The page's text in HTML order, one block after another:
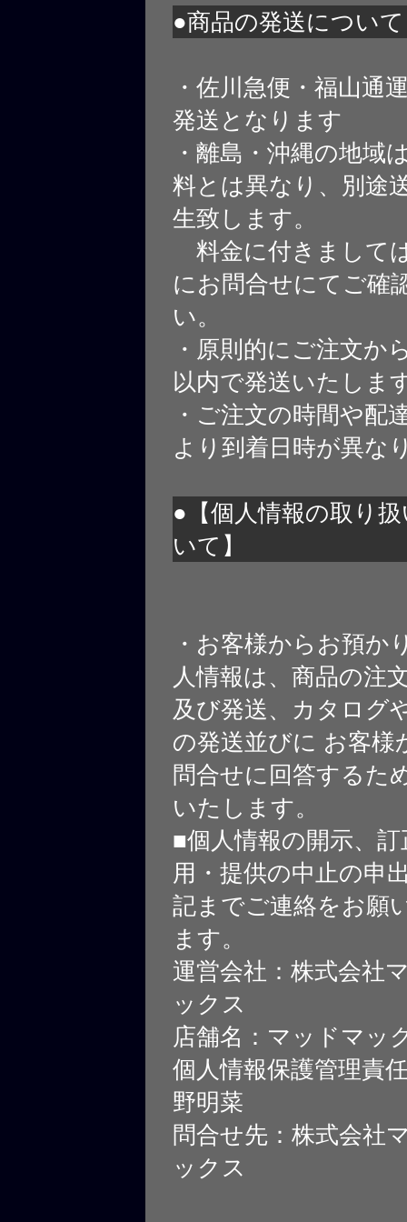
●商品の発送について
・佐川急便・福山通
発送となります
・離島・沖縄の地域
料とは異なり、別途
生致します。
料金に付きまして
にお問合せにてご確
い。
・原則的にご注文か
以内で発送いたしま
・ご注文の時間や配
より到着日時が異な
●【個人情報の取り
いて】
・お客様からお預か
人情報は、商品の注
及び発送、カタログ
の発送並びに お客様
問合せに回答するた
いたします。
■個人情報の開示、
用・提供の中止の申
記までご連絡をお願
ます。
運営会社：株式会社
ックス
店舗名：マッドマッ
個人情報保護管理責
野明菜
問合せ先：株式会社
ックス